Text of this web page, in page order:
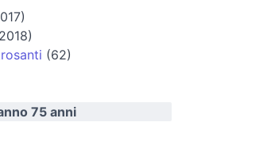
(62)
75 anni